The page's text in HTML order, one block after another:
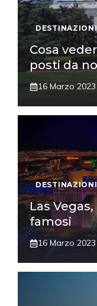
DESTINAZIONI
Cosa
posti da
16 Marzo 2023
DESTINAZIONI
Las
famosi
16 Marzo 2023